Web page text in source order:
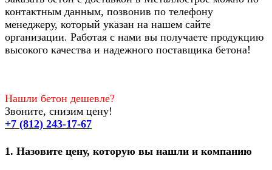
контактным данным, позвонив по телефону
менеджеру, который указан на нашем сайте
организации. Работая с нами вы получаете продукцию
высокого качества и надежного поставщика бетона!
Нашли бетон дешевле?
Звоните, снизим цену!
+7 (812) 243-17-67
1. Назовите цену, которую вы нашли и компанию